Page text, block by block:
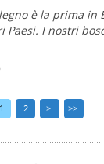
è la prima in
Paesi. I nostri
1 2 > >>